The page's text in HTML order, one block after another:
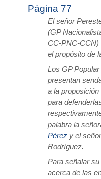
Página 77
El señor
(GP
CC-PNC-CCN)
el propósito de
Los GP
presentan
a la proposición
para
palabra la
Pérez y el
Rodríguez.
Para señalar
acerca de las